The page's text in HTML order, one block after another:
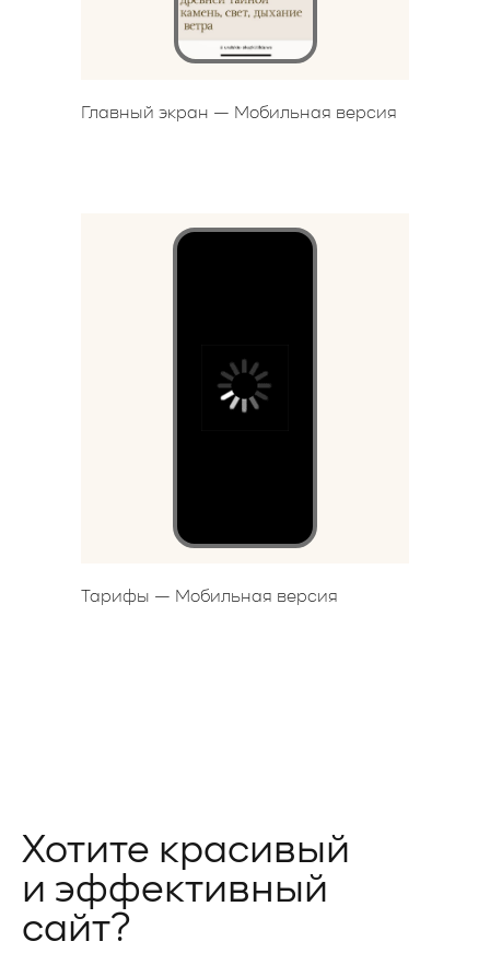
Главный экран — Мобильная версия
Тарифы — Мобильная версия
Хотите красивый
и эффективный
сайт?